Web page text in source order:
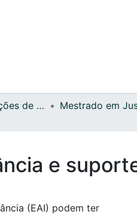
FPED - Dissertações de Mestrado
e
(EAI) podem ter